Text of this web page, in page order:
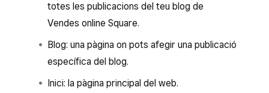
totes les publicacions del teu blog de
Vendes online Square.
Blog: una pàgina on pots afegir una publicació
específica del blog.
Inici: la pàgina principal del web.